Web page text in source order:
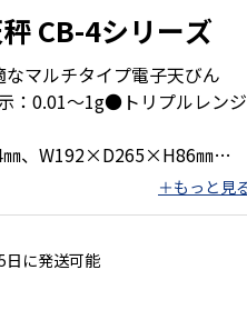
CB-4シリーズ
マルチタイプ電子天びん
：0.01～1g●トリプルレンジ
、W192×D265×H86㎜
た音叉センサを採用
・計数作業に対応
に発送可能